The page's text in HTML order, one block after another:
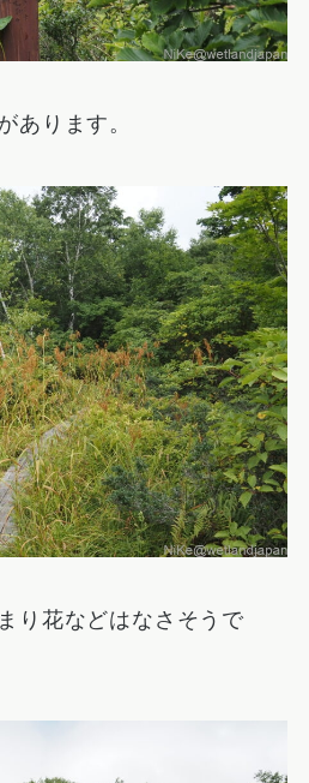
あります。
り花などはなさそうで